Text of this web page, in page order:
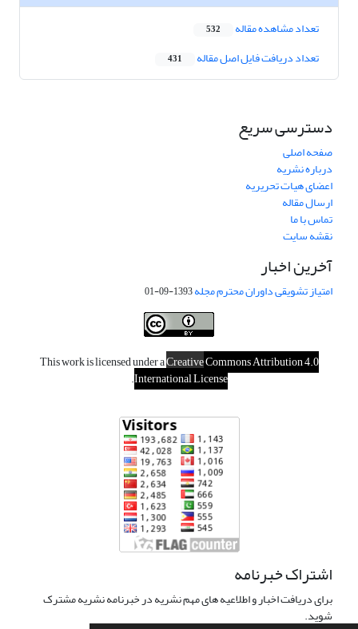
تعداد مشاهده مقاله 532
تعداد دریافت فایل اصل مقاله 431
دسترسی سریع
صفحه اصلی
درباره نشریه
اعضای هیات تحریریه
ارسال مقاله
تماس با ما
نقشه سایت
آخرین اخبار
امتیاز تشویقی داوران محترم مجله1393-09-01
This work is licensed under aCreativeCommons Attribution 4.0
International License
.
اشتراک خبرنامه
برای دریافت اخبار و اطلاعیه های مهم نشریه در خبرنامه نشریه مشترک
شوید.